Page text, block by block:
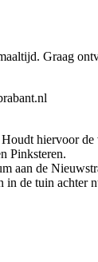
Graag
hiervoor de
Pinksteren.
aan de
in de tuin achter